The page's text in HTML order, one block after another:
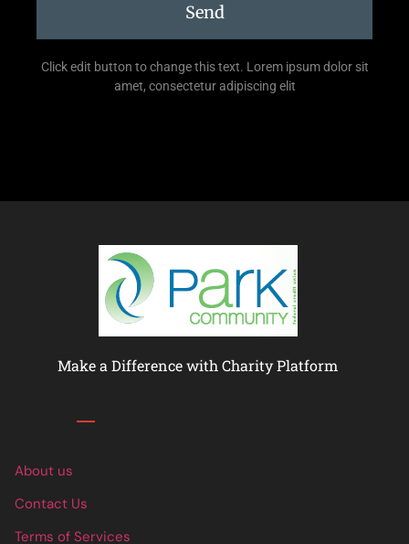
Send
Click edit button to change this text. Lorem ipsum dolor sit
amet, consectetur adipiscing elit
Make a Difference with Charity Platform
About us
Contact Us
Terms of Services